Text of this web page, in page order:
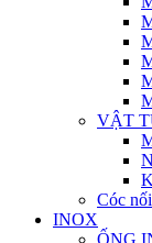
VẬT
Cóc nối
INOX
ỐNG